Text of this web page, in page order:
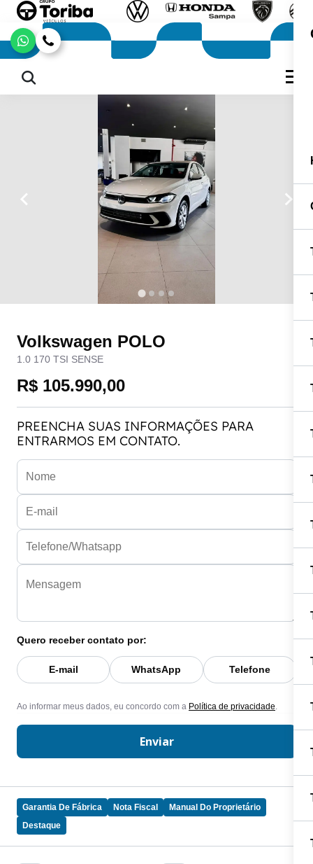
Garantia De Fábrica Nota Fiscal
Manual Do Proprietário
Destaque
Volkswagen POLO
1.0 170 TSI SENSE
R$ 105.990,00
PREENCHA SUAS INFORMAÇÕES PARA
ENTRARMOS EM CONTATO.
Quero receber contato por:
E-mail WhatsApp Telefone
Ao informar meus dados, eu concordo com a Política de privacidade
Enviar